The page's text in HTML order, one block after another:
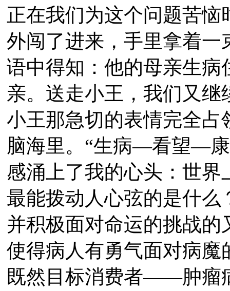
正在我们为这个问题苦
外闯了进来，手里拿着
语中得知：他的母亲生
亲。送走小王，我们又
小王那急切的表情完全
脑海里。“生病—看望—
感涌上了我的心头：世
最能拨动人心弦的是什
并积极面对命运的挑战
使得病人有勇气面对病
既然目标消费者——肿瘤